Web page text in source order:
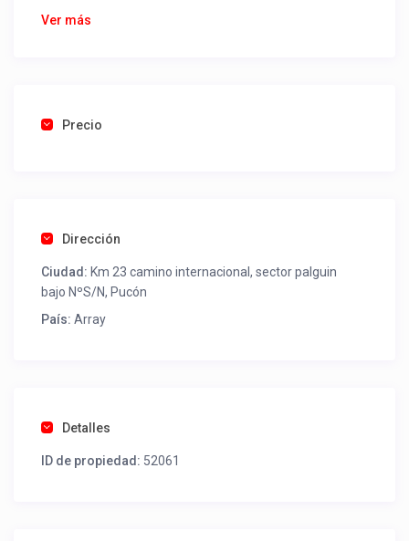
Nombre alojamiento o servicio
Una foto de cuenta de luz o agua o gas que acredite
como un profesional sin COMISIONES ni ESTAFAS.
Tel contacto propiedad:+56987911455
Ver más
Precio
Dirección
Ciudad: Km 23 camino internacional, sector palguin
bajo NºS/N, Pucón
País: Array
Detalles
ID de propiedad: 52061